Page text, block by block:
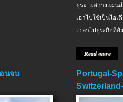
ธุระ แต่วางแผน
เอาไปใช้เป็นไอ
เวลาไปธุระกิจที่อั
Read more
นจบ
Portugal-